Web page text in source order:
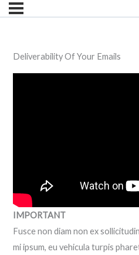
Deliverability Of Your Emails
IMPORTANT
Fusce non diam non ex
mi ipsum, eu vehicula turpis